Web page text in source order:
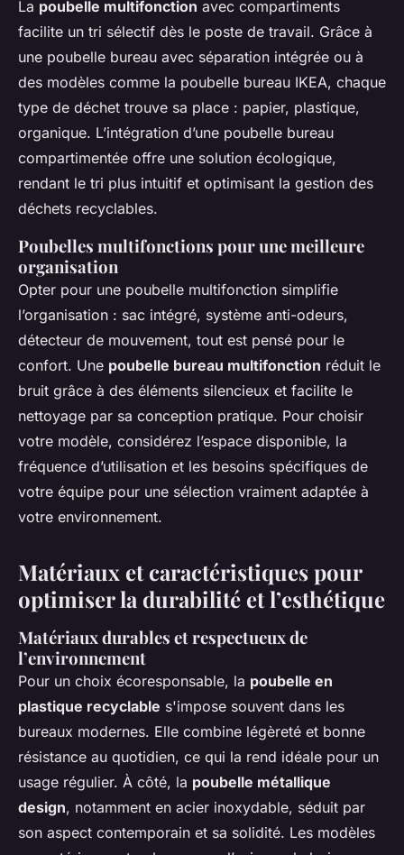
La poubelle multifonction avec compartiments
facilite un tri sélectif dès le poste de travail. Grâce à
une poubelle bureau avec séparation intégrée ou à
des modèles comme la poubelle bureau IKEA, chaque
type de déchet trouve sa place : papier, plastique,
organique. L’intégration d’une poubelle bureau
compartimentée offre une solution écologique,
rendant le tri plus intuitif et optimisant la gestion des
déchets recyclables.
Poubelles multifonctions pour une meilleure
organisation
Opter pour une poubelle multifonction simplifie
l’organisation : sac intégré, système anti-odeurs,
détecteur de mouvement, tout est pensé pour le
confort. Une poubelle bureau multifonction réduit le
bruit grâce à des éléments silencieux et facilite le
nettoyage par sa conception pratique. Pour choisir
votre modèle, considérez l’espace disponible, la
fréquence d’utilisation et les besoins spécifiques de
votre équipe pour une sélection vraiment adaptée à
votre environnement.
Matériaux et caractéristiques pour
optimiser la durabilité et l’esthétique
Matériaux durables et respectueux de
l’environnement
Pour un choix écoresponsable, la poubelle en
plastique recyclable s'impose souvent dans les
bureaux modernes. Elle combine légèreté et bonne
résistance au quotidien, ce qui la rend idéale pour un
usage régulier. À côté, la poubelle métallique
design, notamment en acier inoxydable, séduit par
son aspect contemporain et sa solidité. Les modèles